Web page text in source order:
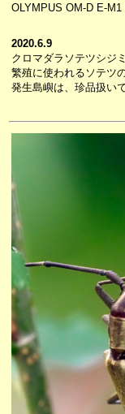
OLYMPUS OM-D E-
2020.6.9
クロマダラソテツシジ
繁殖に使われるソテツ
発生島嶼は、珍品扱い